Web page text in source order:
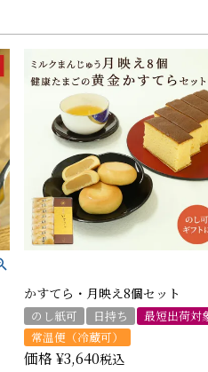
かすてら・月映え8個セット
のし紙可 日持ち
最短出荷対
常温便（冷蔵可）
価格 ¥3,640税込